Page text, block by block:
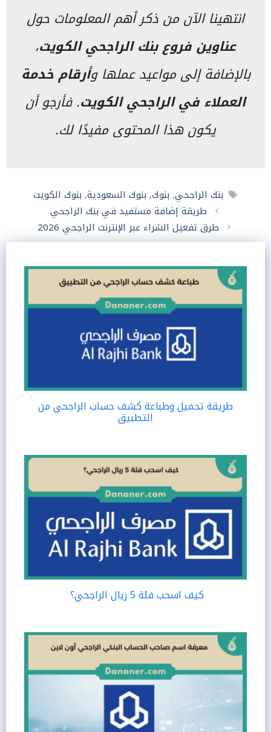
انتهينا الآن من ذكر أهم المعلومات حول
عناوين فروع بنك الراجحي الكويت،
بالإضافة إلى مواعيد عملها وأرقام خدمة
العملاء في الراجحي الكويت. فأرجو أن
يكون هذا المحتوى مفيدًا لك.
الوسوم
بنك الراجحي, بنوك, بنوك السعودية, بنوك الكويت
طريقة إضافة مستفيد في بنك الراجحي
طرق تفعيل الشراء عبر الإنترنت الراجحي 2026
طريقة تحميل وطباعة كشف حساب الراجحي من
التطبيق
كيف اسحب فئة 5 ريال الراجحي؟